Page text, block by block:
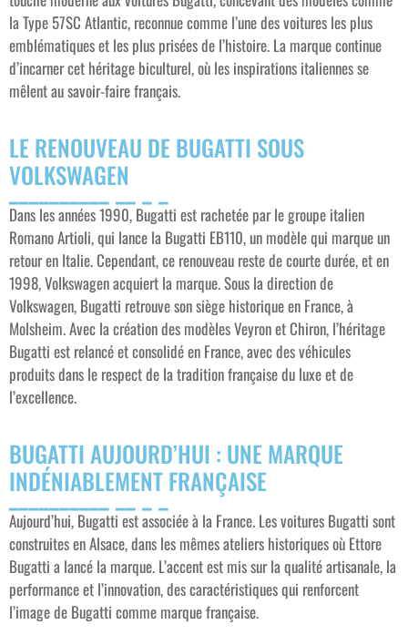
la Type 57SC Atlantic, reconnue comme l’une des voitures les plus
emblématiques et les plus prisées de l’histoire. La marque continue
d’incarner cet héritage biculturel, où les inspirations italiennes se
mêlent au savoir-faire français.
LE RENOUVEAU DE BUGATTI SOUS
VOLKSWAGEN
Dans les années 1990, Bugatti est rachetée par le groupe italien
Romano Artioli, qui lance la Bugatti EB110, un modèle qui marque un
retour en Italie. Cependant, ce renouveau reste de courte durée, et en
1998, Volkswagen acquiert la marque. Sous la direction de
Volkswagen, Bugatti retrouve son siège historique en France, à
Molsheim. Avec la création des modèles Veyron et Chiron, l’héritage
Bugatti est relancé et consolidé en France, avec des véhicules
produits dans le respect de la tradition française du luxe et de
l’excellence.
BUGATTI AUJOURD’HUI : UNE MARQUE
INDÉNIABLEMENT FRANÇAISE
Aujourd’hui, Bugatti est associée à la France. Les voitures Bugatti sont
construites en Alsace, dans les mêmes ateliers historiques où Ettore
Bugatti a lancé la marque. L’accent est mis sur la qualité artisanale, la
performance et l’innovation, des caractéristiques qui renforcent
l’image de Bugatti comme marque française.